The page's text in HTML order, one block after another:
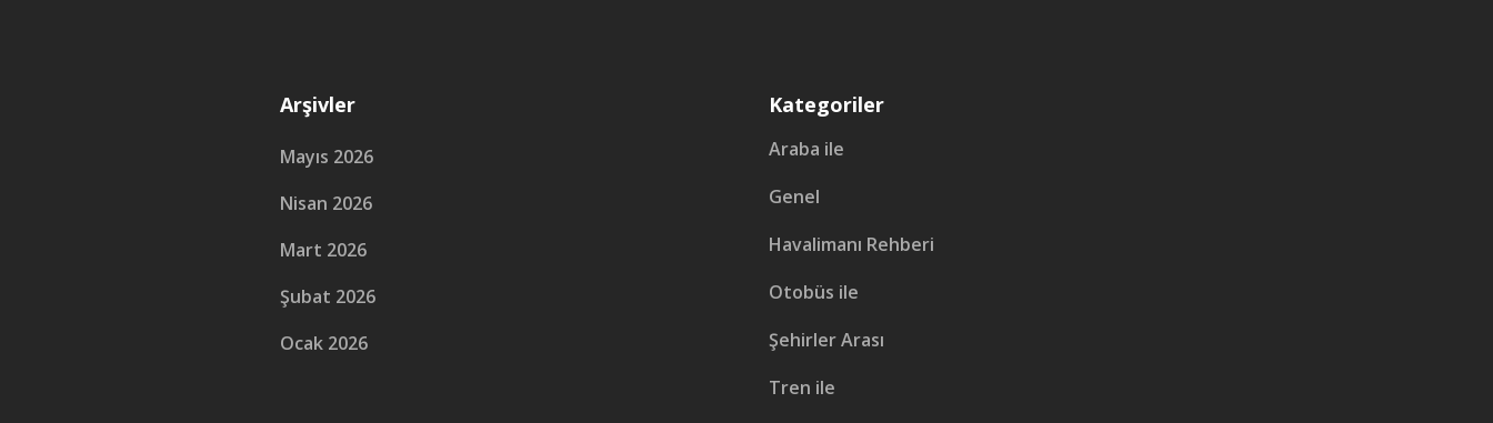
Arşivler
Mayıs 2026
Nisan 2026
Mart 2026
Şubat 2026
Ocak 2026
Kategoriler
Araba ile
Genel
Havalimanı Rehberi
Otobüs ile
Şehirler Arası
Tren ile